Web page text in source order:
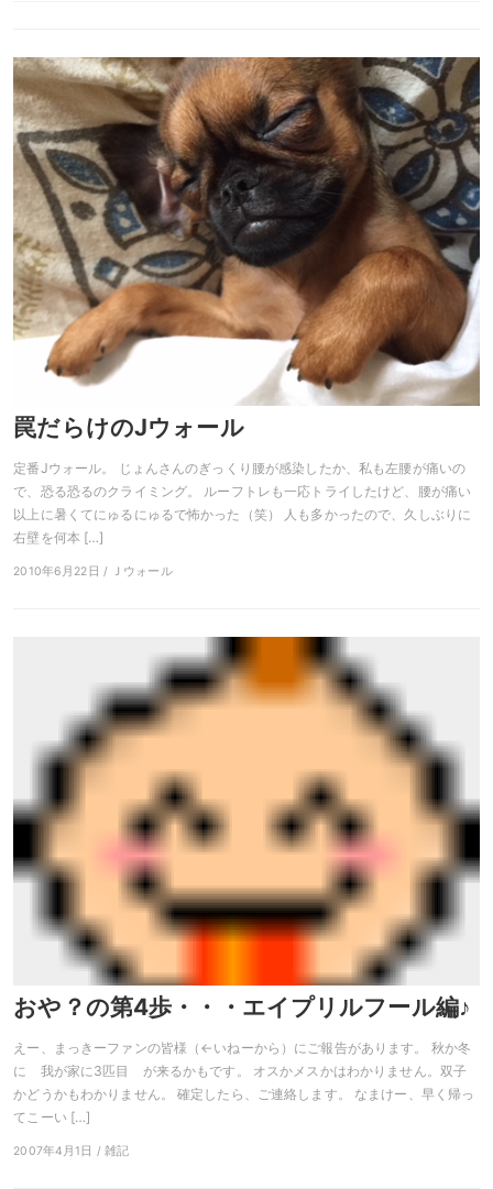
罠だらけのJウォール
定番Jウォール。 じょんさんのぎっくり腰が感染したか、私も左腰が痛いの
で、恐る恐るのクライミング。 ルーフトレも一応トライしたけど、腰が痛い
以上に暑くてにゅるにゅるで怖かった（笑） 人も多かったので、久しぶりに
右壁を何本 […]
2010年6月22日 / Ｊウォール
おや？の第4歩・・・エイプリルフール編♪
えー、まっきーファンの皆様（←いねーから）にご報告があります。 秋か冬
に 我が家に3匹目 が来るかもです。 オスかメスかはわかりません。双子
かどうかもわかりません。 確定したら、ご連絡します。 なまけー、早く帰っ
てこーい […]
2007年4月1日 / 雑記